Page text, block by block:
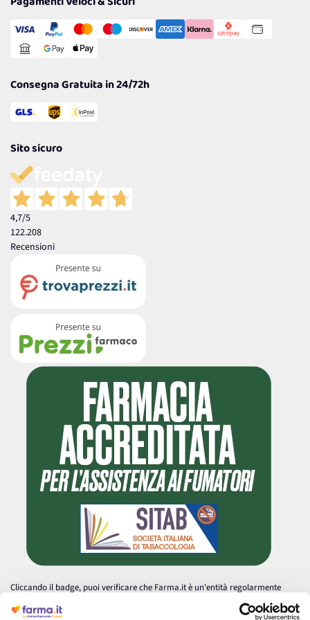
Gestisci Cookie
Reso Facile e Veloce
Consegna Gratuita in 24/72h
Sito sicuro
4,7/5
122.208
Recensioni
Cliccando il badge, puoi verificare che Farma.it è un'entità regolarmente
autorizzata dal Ministero della Salute a effettuare la vendita online di
medicinali.